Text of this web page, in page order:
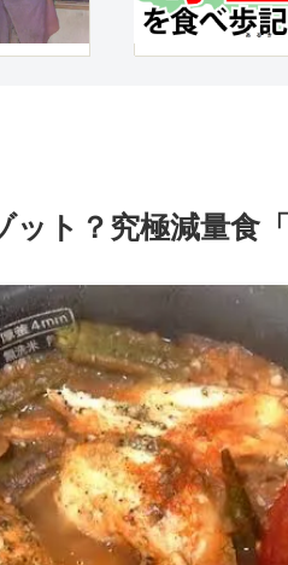
ット？究極減量食